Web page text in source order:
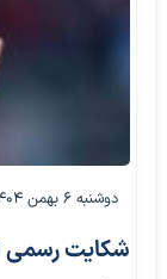
دوشنبه ۶ بهمن ۱۴۰۴
شکایت رسمی